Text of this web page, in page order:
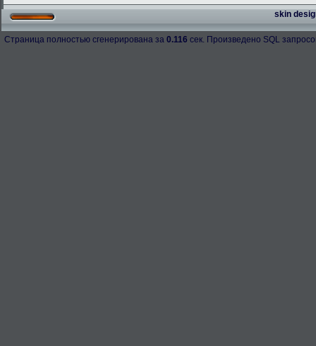
skin
Страница полностью сгенерирована за 0.116 сек. Произведено SQL